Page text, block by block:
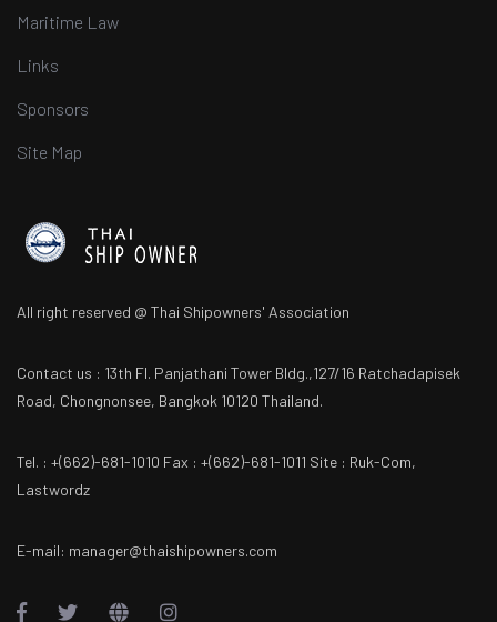
Maritime Law
Links
Sponsors
Site Map
All right reserved @ Thai Shipowners' Association
Contact us : 13th Fl. Panjathani Tower Bldg.,127/16 Ratchadapisek
Road, Chongnonsee, Bangkok 10120 Thailand.
Tel. : +(662)-681-1010 Fax : +(662)-681-1011 Site : Ruk-Com,
Lastwordz
E-mail: manager@thaishipowners.com